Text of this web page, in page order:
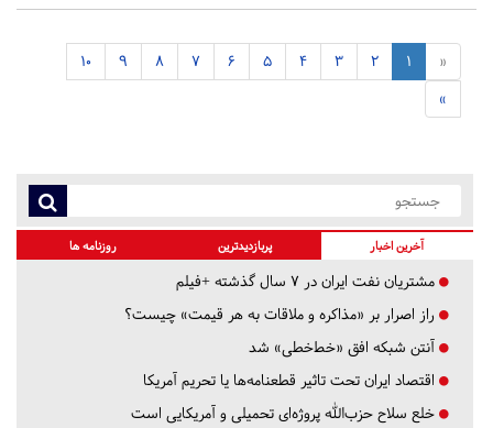
«
1
2
3
4
5
6
7
8
9
10
»
آخرین اخبار پربازدیدترین روزنامه ها
مشتریان نفت ایران در ۷ سال گذشته +فیلم
راز اصرار بر «مذاکره و ملاقات به هر قیمت» چیست؟
آنتن شبکه افق «خط‌خطی» شد
اقتصاد ایران تحت تاثیر قطعنامه‌ها یا تحریم‌ آمریکا
خلع سلاح حزب‌الله پروژه‌ای تحمیلی و آمریکایی است